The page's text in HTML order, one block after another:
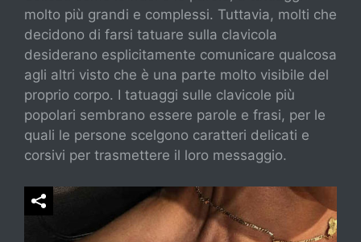
molto più grandi e complessi. Tuttavia, molti che
decidono di farsi tatuare sulla clavicola
desiderano esplicitamente comunicare qualcosa
agli altri visto che è una parte molto visibile del
proprio corpo. I tatuaggi sulle clavicole più
popolari sembrano essere parole e frasi, per le
quali le persone scelgono caratteri delicati e
corsivi per trasmettere il loro messaggio.